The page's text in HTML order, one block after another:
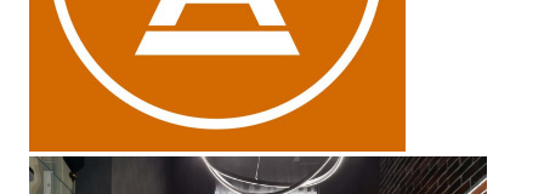
Ремонт жилой комнаты в студии